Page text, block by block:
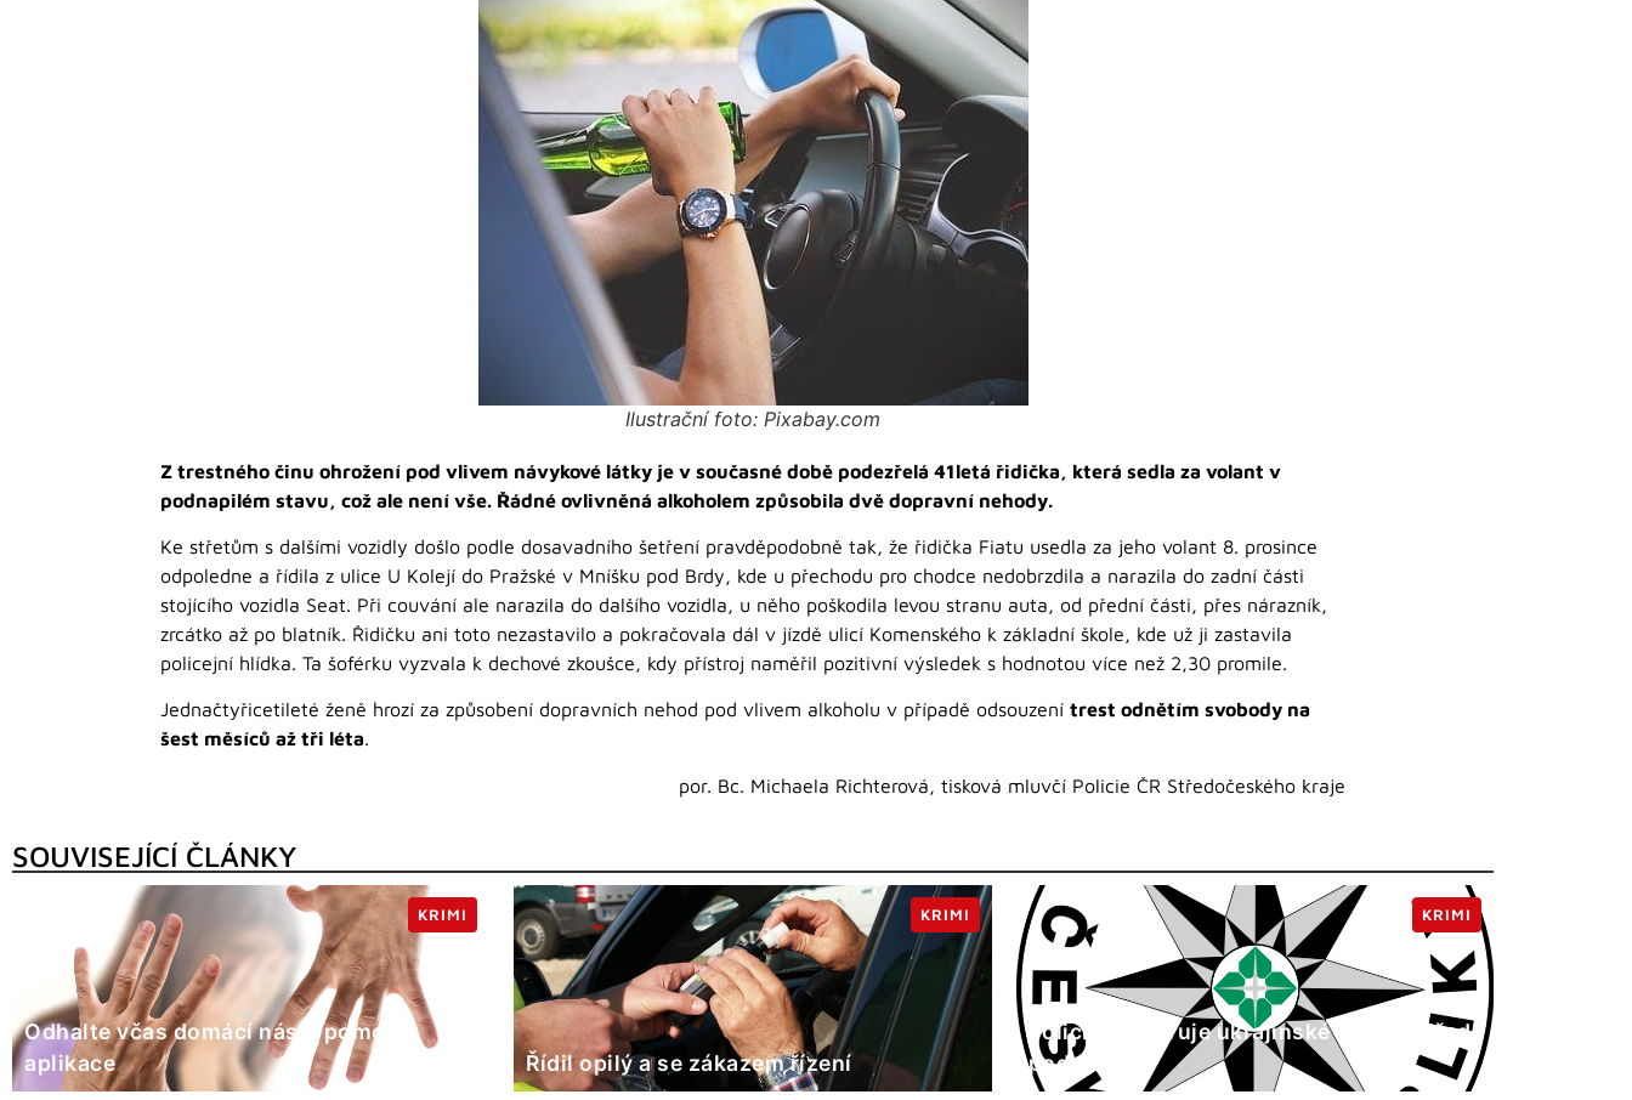
Ilustrační foto: Pixabay.com
Z trestného činu ohrožení pod vlivem návykové látky je v současné době podezřelá 41letá řidička, která sedla za volant v
podnapilém stavu, což ale není vše. Řádné ovlivněná alkoholem způsobila dvě dopravní nehody.
Ke střetům s dalšími vozidly došlo podle dosavadního šetření pravděpodobně tak, že řidička Fiatu usedla za jeho volant 8. prosince
odpoledne a řídila z ulice U Kolejí do Pražské v Mníšku pod Brdy, kde u přechodu pro chodce nedobrzdila a narazila do zadní části
stojícího vozidla Seat. Při couvání ale narazila do dalšího vozidla, u něho poškodila levou stranu auta, od přední části, přes nárazník,
zrcátko až po blatník. Řidičku ani toto nezastavilo a pokračovala dál v jízdě ulicí Komenského k základní škole, kde už ji zastavila
policejní hlídka. Ta šoférku vyzvala k dechové zkoušce, kdy přístroj naměřil pozitivní výsledek s hodnotou více než 2,30 promile.
Jednačtyřicetileté ženě hrozí za způsobení dopravních nehod pod vlivem alkoholu v případě odsouzení trest odnětím svobody na
šest měsíců až tři léta.
por. Bc. Michaela Richterová, tisková mluvčí Policie ČR Středočeského kraje
SOUVISEJÍCÍ ČLÁNKY
Odhalte včas domácí násilí pomocí
aplikace
KRIMI
Řídil opilý a se zákazem řízení
KRIMI
Policie ČR varuje ukrajinské občany před
podvodníky
KRIMI